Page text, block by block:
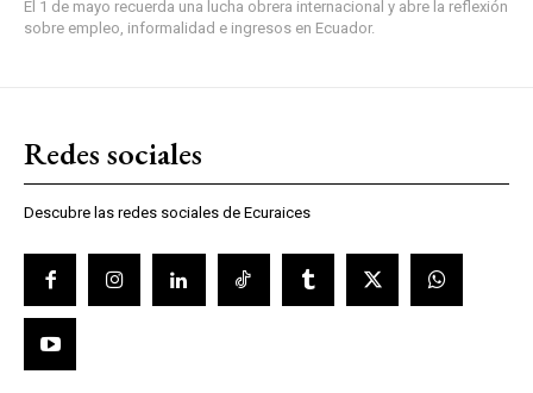
El 1 de mayo recuerda una lucha obrera internacional y abre la reflexión
sobre empleo, informalidad e ingresos en Ecuador.
Redes sociales
Descubre las redes sociales de Ecuraices